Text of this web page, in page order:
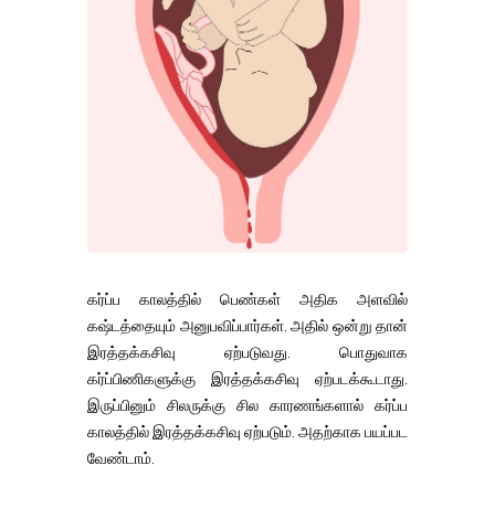
கர்ப்ப காலத்தில் பெண்கள் அதிக அளவில்
கஷ்டத்தையும் அனுபவிப்பார்கள். அதில் ஒன்று தான்
இரத்தக்கசிவு ஏற்படுவது. பொதுவாக
கர்ப்பிணிகளுக்கு இரத்தக்கசிவு ஏற்படக்கூடாது.
இருப்பினும் சிலருக்கு சில காரணங்களால் கர்ப்ப
காலத்தில் இரத்தக்கசிவு ஏற்படும். அதற்காக பயப்பட
வேண்டாம்.